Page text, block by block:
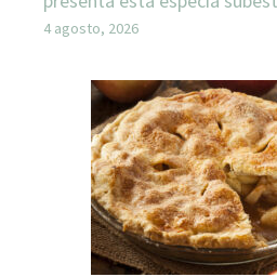
4 agosto, 2026